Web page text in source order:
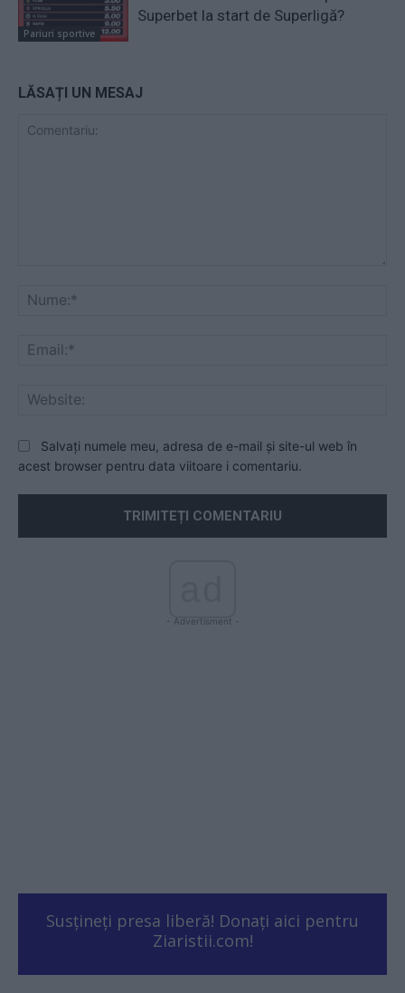
Pariuri sportive
Superbet la start de Superligă?
LĂSAȚI UN MESAJ
Salvați numele meu, adresa de e-mail și site-ul web în
acest browser pentru data viitoare i comentariu.
- Advertisment -
Susțineți presa liberă! Donați aici pentru
Ziaristii.com!